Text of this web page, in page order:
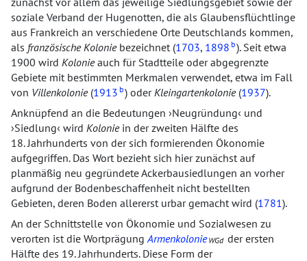
soziale Verband der Hugenotten, die als Glaubensflüchtlinge
aus Frankreich an verschiedene Orte Deutschlands kommen,
als französische Koloniebezeichnet (1703, 1898 b). Seit etwa
1900 wird Kolonieauch für Stadtteile oder abgegrenzte
Gebiete mit bestimmten Merkmalen verwendet, etwa im Fall
von Villenkolonie(1913 b) oderKleingartenkolonie(1937).
Anknüpfend an die Bedeutungen Neugründung und
Siedlung wird Koloniein der zweiten Hälfte des
18. Jahrhunderts von der sich formierenden Ökonomie
aufgegriffen. Das Wort bezieht sich hier zunächst auf
planmäßig neu gegründete Ackerbausiedlungen an vorher
aufgrund der Bodenbeschaffenheit nicht bestellten
Gebieten, deren Boden allererst urbar gemacht wird (1781).
An der Schnittstelle von Ökonomie und Sozialwesen zu
verorten ist die WortprägungArmenkolonie WGd der ersten
Hälfte des 19. Jahrhunderts. Diese Form der